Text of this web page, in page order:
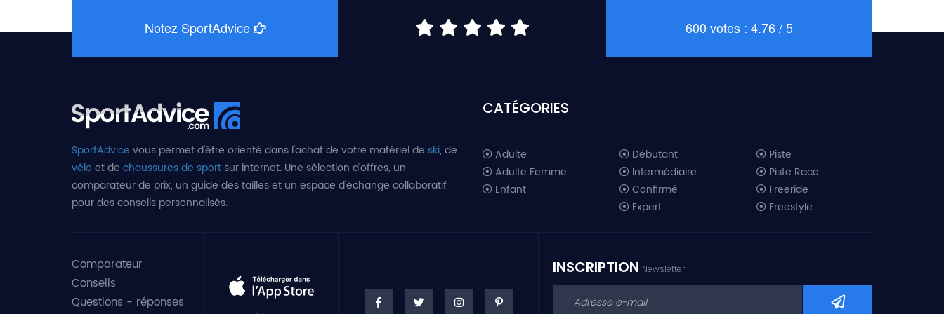
Notez SportAdvice 600 votes : 4.76 / 5
SportAdvice vous permet d'être orienté dans l'achat de votre matériel de ski, de
véloet de chaussures de sportsur internet. Une sélection d'offres, un
comparateur de prix, un guide des tailles et un espace d'échange collaboratif
pour des conseils personnalisés.
CATÉGORIES
Adulte
Adulte Femme
Enfant
Débutant
Intermédiaire
Confirmé
Expert
Piste
Piste Race
Freeride
Freestyle
Comparateur
Conseils
Questions - réponses
INSCRIPTION Newsletter